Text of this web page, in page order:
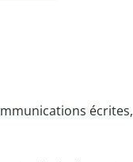
écrites,